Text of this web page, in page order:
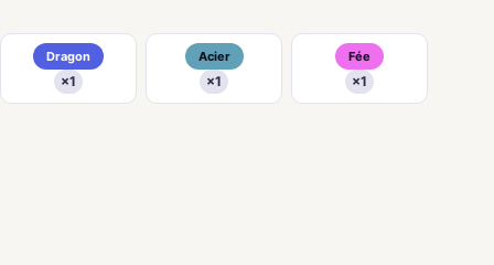
Dragon
×1
Acier
×1
Fée
×1